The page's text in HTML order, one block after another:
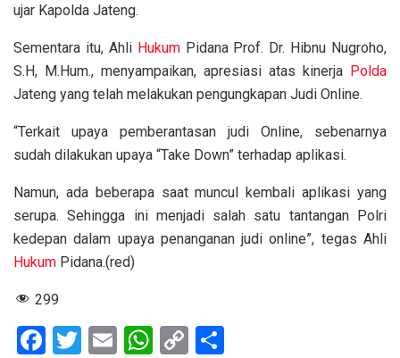
ujar Kapolda Jateng.
Sementara itu, Ahli HukumPidana Prof. Dr. Hibnu Nugroho,
S.H, M.Hum., menyampaikan, apresiasi atas kinerja Polda
Jateng yang telah melakukan pengungkapan Judi Online.
“Terkait upaya pemberantasan judi Online, sebenarnya
sudah dilakukan upaya “Take Down” terhadap aplikasi.
Namun, ada beberapa saat muncul kembali aplikasi yang
serupa. Sehingga ini menjadi salah satu tantangan Polri
kedepan dalam upaya penanganan judi online”, tegas Ahli
Hukum Pidana.(red)
299
F
T
E
W C